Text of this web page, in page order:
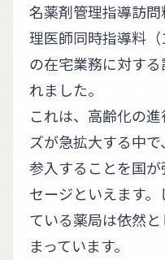
名薬剤管理指導訪
理医師同時指導料
の在宅業務に対す
れました。
これは、高齢化の
ズが急拡大する中
参入することを国
セージといえます
ている薬局は依然
まっています。